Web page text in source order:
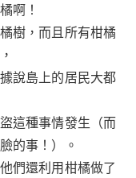
啊！
樹，而且所有柑橘
說島上的居民大都
這種事情發生（而
的事！）。
們還利用柑橘做了